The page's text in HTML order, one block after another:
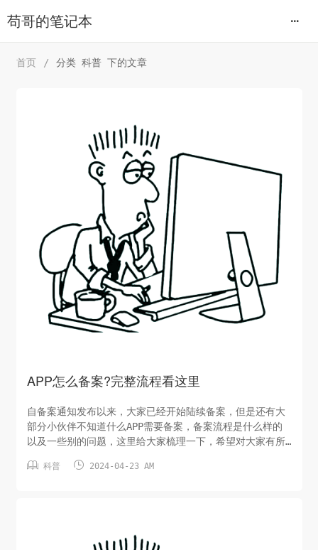
苟哥的笔记本
首页 / 分类 科普 下的文章
APP怎么备案?完整流程看这里
自备案通知发布以来，大家已经开始陆续备案，但是还有大
部分小伙伴不知道什么APP需要备案，备案流程是什么样的
以及一些别的问题，这里给大家梳理一下，希望对大家有所
解答。备案对象：在中华人民共和国境内从事互联网信息服
 科普  2024-04-23 AM